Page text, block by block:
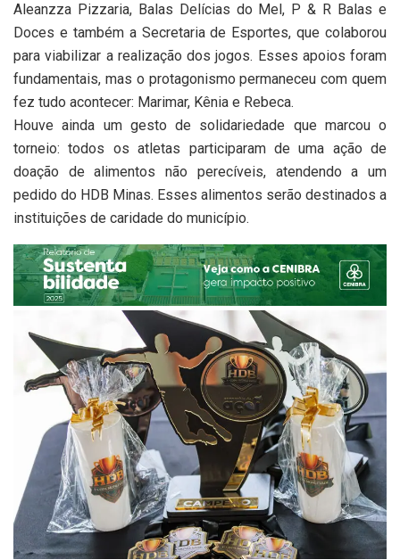
Aleanzza Pizzaria, Balas Delícias do Mel, P & R Balas e
Doces e também a Secretaria de Esportes, que colaborou
para viabilizar a realização dos jogos. Esses apoios foram
fundamentais, mas o protagonismo permaneceu com quem
fez tudo acontecer: Marimar, Kênia e Rebeca.
Houve ainda um gesto de solidariedade que marcou o
torneio: todos os atletas participaram de uma ação de
doação de alimentos não perecíveis, atendendo a um
pedido do HDB Minas. Esses alimentos serão destinados a
instituições de caridade do município.